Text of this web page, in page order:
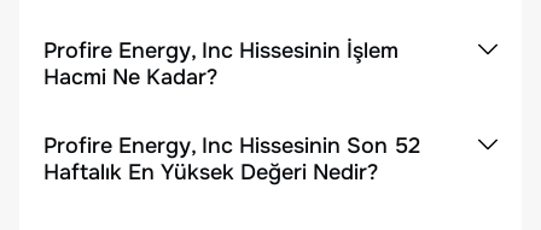
Profire Energy, Inc Hissesinin İşlem
Hacmi Ne Kadar?
Profire Energy, Inc Hissesinin Son 52
Haftalık En Yüksek Değeri Nedir?